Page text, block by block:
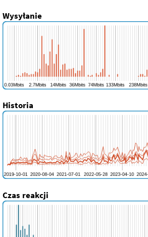
Wysyłanie
Historia
Czas reakcji